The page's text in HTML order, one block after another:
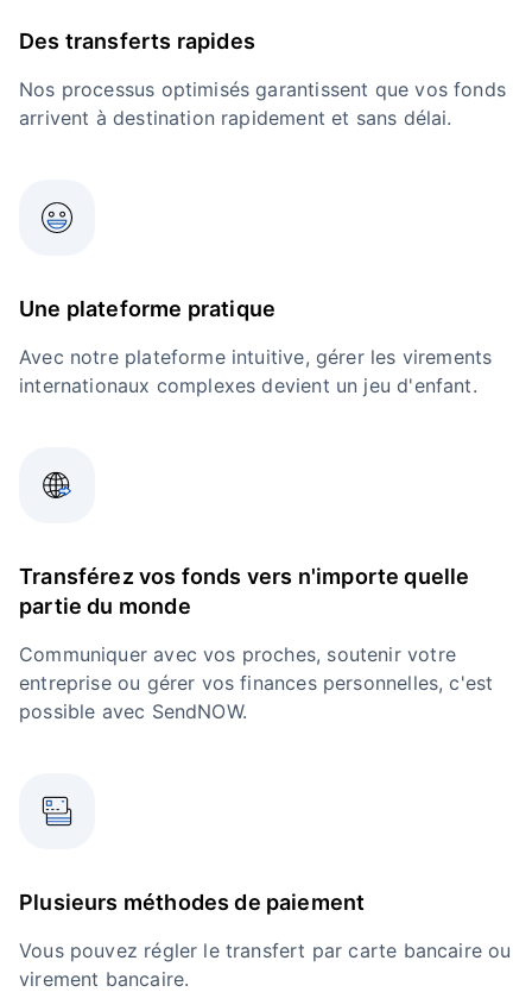
Des transferts rapides
Nos processus optimisés garantissent que vos fonds
arrivent à destination rapidement et sans délai.
Une plateforme pratique
Avec notre plateforme intuitive, gérer les virements
internationaux complexes devient un jeu d'enfant.
Transférez vos fonds vers n'importe quelle
partie du monde
Communiquer avec vos proches, soutenir votre
entreprise ou gérer vos finances personnelles, c'est
possible avec SendNOW.
Plusieurs méthodes de paiement
Vous pouvez régler le transfert par carte bancaire ou
virement bancaire.